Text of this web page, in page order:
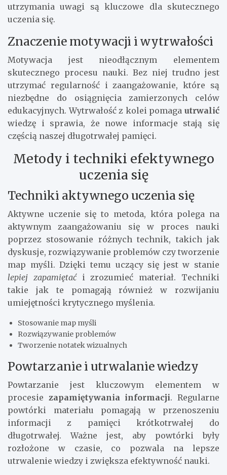
utrzymania uwagi są kluczowe dla skutecznego
uczenia się.
Znaczenie motywacji i wytrwałości
Motywacja jest nieodłącznym elementem
skutecznego procesu nauki. Bez niej trudno jest
utrzymać regularność i zaangażowanie, które są
niezbędne do osiągnięcia zamierzonych celów
edukacyjnych. Wytrwałość z kolei pomaga utrwalić
wiedzę i sprawia, że nowe informacje stają się
częścią naszej długotrwałej pamięci.
Metody i techniki efektywnego
uczenia się
Techniki aktywnego uczenia się
Aktywne uczenie się to metoda, która polega na
aktywnym zaangażowaniu się w proces nauki
poprzez stosowanie różnych technik, takich jak
dyskusje, rozwiązywanie problemów czy tworzenie
map myśli. Dzięki temu uczący się jest w stanie
lepiej zapamiętaći zrozumieć materiał. Techniki
takie jak te pomagają również w rozwijaniu
umiejętności krytycznego myślenia.
Stosowanie map myśli
Rozwiązywanie problemów
Tworzenie notatek wizualnych
Powtarzanie i utrwalanie wiedzy
Powtarzanie jest kluczowym elementem w
procesie zapamiętywania informacji. Regularne
powtórki materiału pomagają w przenoszeniu
informacji z pamięci krótkotrwałej do
długotrwałej. Ważne jest, aby powtórki były
rozłożone w czasie, co pozwala na lepsze
utrwalenie wiedzy i zwiększa efektywność nauki.